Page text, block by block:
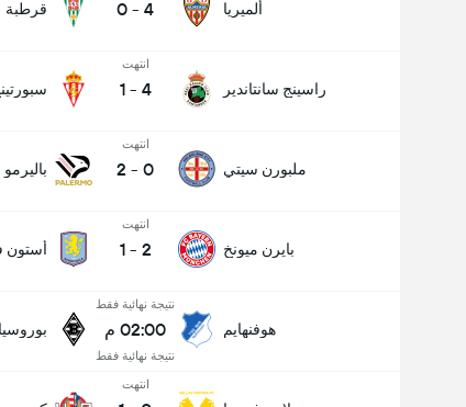
ألميريا 4
-
0 قرطبة
راسينج سانتاندير
انتهت
4
-
1
ملبورن سيتي
انتهت
0
-
2 باليرمو
بايرن ميونخ
انتهت
2
-
1 أستون
هوفنهايم
نتيجة نهائية فقط
02:00 م
نتيجة نهائية فقط
انتهت